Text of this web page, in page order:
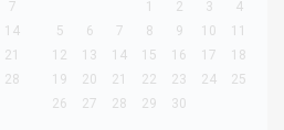
7
14
21
28
1 2 3
4
5
6 7 8 9 10
11
12
13 14 15 16 17
18
19
20 21 22 23 24
25
26
27 28 29 30